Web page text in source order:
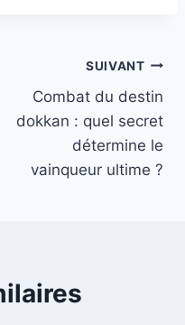
SUIVANT
Combat du destin
dokkan : quel secret
détermine le
vainqueur ultime ?